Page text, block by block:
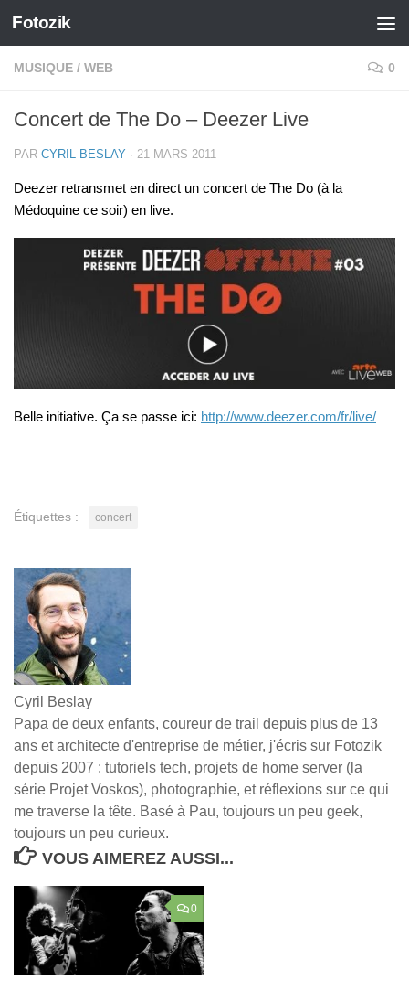
Skip to content
Fotozik
MUSIQUE / WEB 0
Concert de The Do – Deezer Live
PAR CYRIL BESLAY · 21 MARS 2011
Deezer retransmet en direct un concert de The Do (à la
Médoquine ce soir) en live.
Belle initiative. Ça se passe ici: http://www.deezer.com/fr/live/
Étiquettes : concert
Cyril Beslay
Papa de deux enfants, coureur de trail depuis plus de 13
ans et architecte d'entreprise de métier, j'écris sur Fotozik
depuis 2007 : tutoriels tech, projets de home server (la
série Projet Voskos), photographie, et réflexions sur ce qui
me traverse la tête. Basé à Pau, toujours un peu geek,
toujours un peu curieux.
VOUS AIMEREZ AUSSI...
0